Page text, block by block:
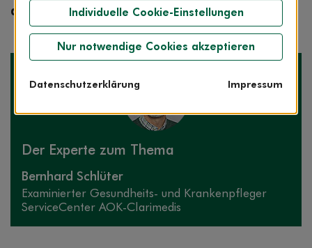
die gleiche Menge Impfstoff?
Der Experte zum Thema
Bernhard Schlüter
Exami­nierter Gesundheits- und Kranken­pfleger
ServiceCenter AOK-Clarimedis
Individuelle Cookie-Einstellungen
Nur notwendige Cookies akzeptieren
Datenschutzerklärung Impressum